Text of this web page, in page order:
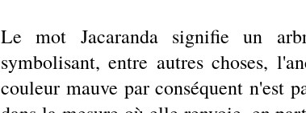
Le mot Jacaranda signifie un
symbolisant, entre autres choses,
couleur mauve par conséquent n'est